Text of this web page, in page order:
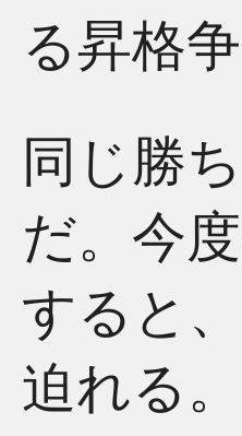
る昇格
同じ勝
だ。今
すると
迫れる